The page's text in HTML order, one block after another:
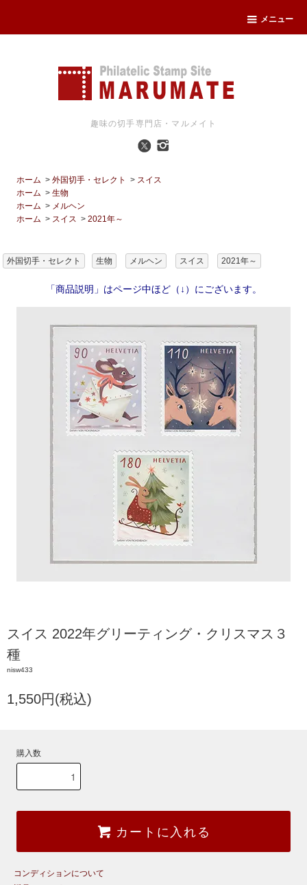
メニュー
趣味の切手専門店・マルメイト
ホーム >外国切手・セレクト > スイス
ホーム >生物
ホーム > メルヘン
ホーム > スイス >2021年～
外国切手・セレクト 生物 メルヘン スイス 2021年～
「商品説明」はページ中ほど（↓）にございます。
スイス 2022年グリーティング・クリスマス３
種
nisw433
1,550円(税込)
購入数
カートに入れる
コンディションについて